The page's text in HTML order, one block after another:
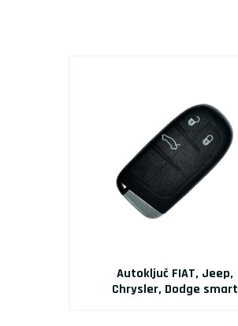
Autoključ FIAT, Jeep,
Chrysler, Dodge smart